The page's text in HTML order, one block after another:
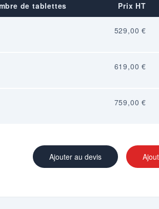
de tablettes Prix HT
529,00 €
619,00 €
759,00 €
Ajouter au devis